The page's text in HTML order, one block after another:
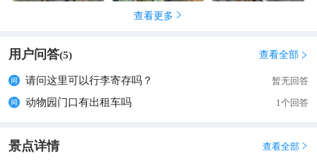
查看更多 
用户问答(5) 查看全部 
请问这里可以行李寄存吗？ 暂无回答
动物园门口有出租车吗 1个回答
景点详情 查看全部 